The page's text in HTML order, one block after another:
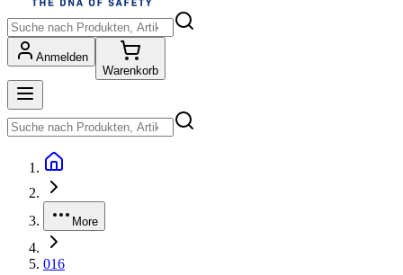
Anmelden
Warenkorb
More
016